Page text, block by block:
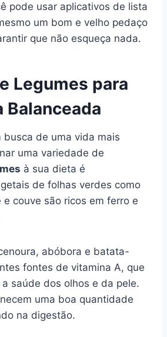
pode usar aplicativos de lista
um bom e velho pedaço
que não esqueça nada.
Legumes para
Balanceada
busca de uma vida mais
uma variedade de
à sua dieta é
de folhas verdes como
couve são ricos em ferro e
abóbora e batata-
fontes de vitamina A, que
saúde dos olhos e da pele.
uma boa quantidade
na digestão.